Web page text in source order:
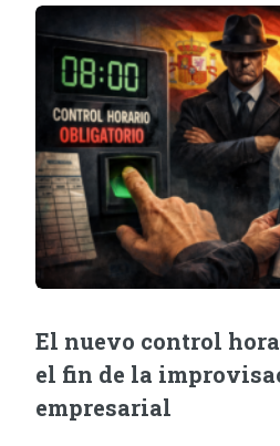
El nuevo control
el fin de la
empresarial